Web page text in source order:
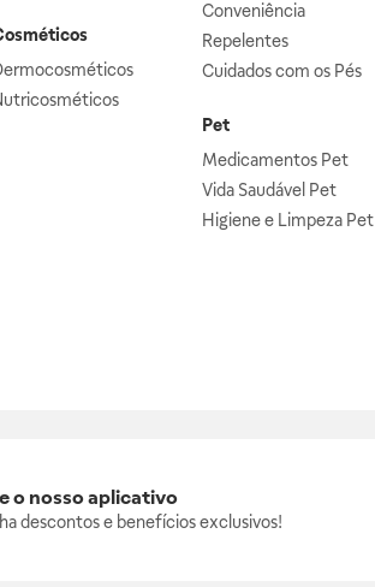
Conveniência
Repelentes
Cuidados com os Pés
Pet
Medicamentos Pet
Vida Saudável Pet
Higiene e Limpeza Pet
o nosso aplicativo
descontos e benefícios exclusivos!